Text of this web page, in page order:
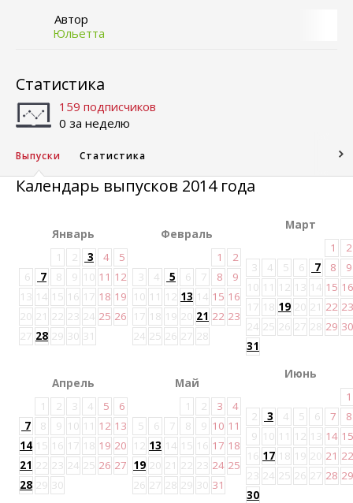
Автор
Юльетта
Статистика
159 подписчиков
0 за неделю
Выпуски Статистика
Календарь выпусков 2014 года
Январь
1
2 3 4
5
6
7 8 9 10 11 12
13 14 15 16 17 18 19
20 21 22 23 24 25 26
27 28 29 30 31
Февраль
1
2
3
4 5 6 7 8
9
10 11 12 13 14 15 16
17 18 19 20 21 22 23
24 25 26 27 28
Март
1
2
3
4 5 6 7 8
9
10 11 12 13 14 15 16
17 18 19 20 21 22 23
24 25 26 27 28 29 30
31
Апрель
1
2 3 4 5
6
7
8 9 10 11 12 13
14 15 16 17 18 19 20
21 22 23 24 25 26 27
28 29 30
Май
1
2 3
4
5
6 7 8 9 10 11
12 13 14 15 16 17 18
19 20 21 22 23 24 25
26 27 28 29 30 31
Июнь
1
2
3 4 5 6 7
8
9 10 11 12 13 14 15
16 17 18 19 20 21 22
23 24 25 26 27 28 29
30